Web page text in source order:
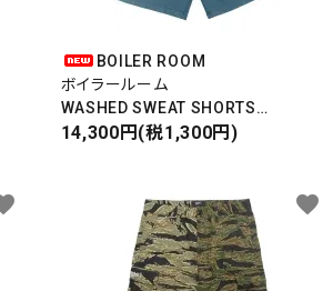
BOILER ROOM
ボイラールーム
WASHED SWEAT SHORTS
ウォッシュドスウェットショーツ
14,300円(税1,300円)
favorite